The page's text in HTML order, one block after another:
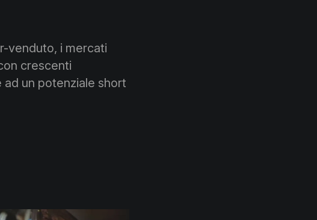
venduto, i mercati
crescenti
un potenziale short